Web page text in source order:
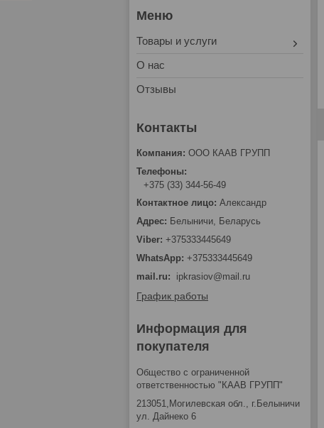
Товары и услуги
О нас
Отзывы
ООО КААВ ГРУПП
+375 (33) 344-56-49
Александр
Белыничи, Беларусь
+375333445649
+375333445649
mail.ru
ipkrasiov@mail.ru
График работы
Информация для
покупателя
Общество с ограниченной
ответственностью "КААВ ГРУПП"
213051,Могилевская обл., г.Белыничи
ул. Дайнеко 6